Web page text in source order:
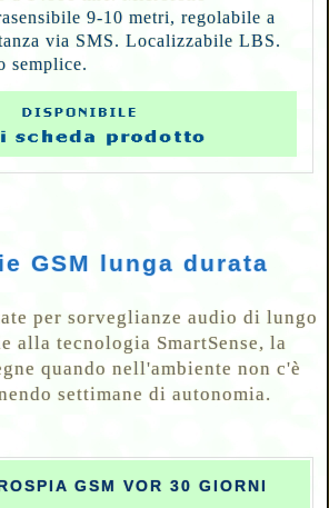
9-10 metri, regolabile a
via SMS. Localizzabile LBS.
semplice.
GSM lunga durata
per sorveglianze audio di lungo
alla tecnologia SmartSense, la
quando nell'ambiente non c'è
settimane di autonomia.
GSM VOR 30 GIORNI